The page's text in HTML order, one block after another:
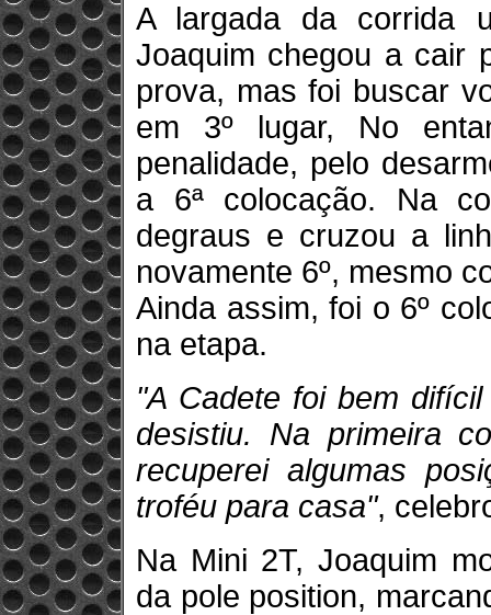
A largada da corrida
Joaquim chegou a cair
prova, mas foi buscar
em 3º lugar, No
penalidade, pelo
a 6ª colocação. Na
degraus e cruzou a
novamente 6º, mesmo
Ainda assim, foi o 6º
na etapa.
"A Cadete foi bem
desistiu. Na primeira
recuperei algumas
troféu para casa",
Na Mini 2T, Joaquim
da pole position,